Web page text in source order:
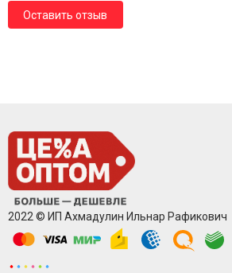
Оставить отзыв
2022 © ИП Ахмадулин Ильнар Рафикович